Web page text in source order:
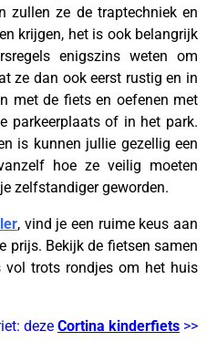
zullen ze de traptechniek en
krijgen, het is ook belangrijk
enigszins weten om
ze dan ook eerst rustig en in
met de fiets en oefenen met
parkeerplaats of in het park.
is kunnen jullie gezellig een
hoe ze veilig moeten
zelfstandiger geworden.
, vind je een ruime keus aan
prijs. Bekijk de fietsen samen
vol trots rondjes om het huis
deze Cortina kinderfiets >>